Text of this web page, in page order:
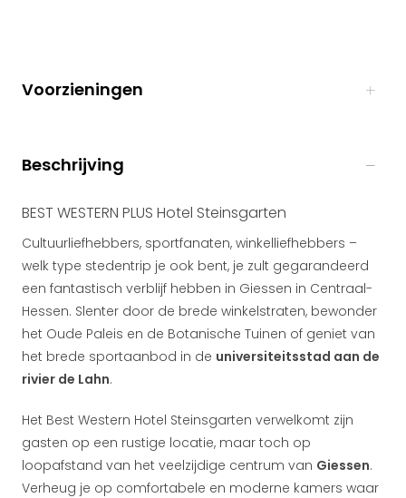
Voorzieningen
Beschrijving
BEST WESTERN PLUS Hotel Steinsgarten
Cultuurliefhebbers, sportfanaten, winkelliefhebbers –
welk type stedentrip je ook bent, je zult gegarandeerd
een fantastisch verblijf hebben in Giessen in Centraal-
Hessen. Slenter door de brede winkelstraten, bewonder
het Oude Paleis en de Botanische Tuinen of geniet van
het brede sportaanbod in de universiteitsstad aan de
rivier de Lahn.
Het Best Western Hotel Steinsgarten verwelkomt zijn
gasten op een rustige locatie, maar toch op
loopafstand van het veelzijdige centrum van Giessen.
Verheug je op comfortabele en moderne kamers waar